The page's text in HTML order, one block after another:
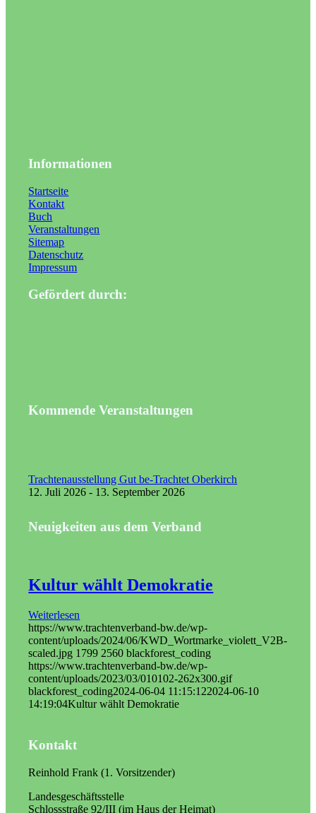
Informationen
Startseite
Kontakt
Buch
Veranstaltungen
Sitemap
Datenschutz
Impressum
Gefördert durch:
Kommende Veranstaltungen
Trachtenausstellung Gut be-Trachtet Oberkirch
12. Juli 2026 - 13. September 2026
Neuigkeiten aus dem Verband
Kultur wählt Demokratie
Weiterlesen
https://www.trachtenverband-bw.de/wp-
content/uploads/2024/06/KWD_Wortmarke_violett_V2B-
scaled.jpg 1799 2560 blackforest_coding
https://www.trachtenverband-bw.de/wp-
content/uploads/2023/03/010102-262x300.gif
blackforest_coding2024-06-04 11:15:122024-06-10
14:19:04Kultur wählt Demokratie
Kontakt
Reinhold Frank (1. Vorsitzender)
Landesgeschäftsstelle
Schlossstraße 92/III (im Haus der Heimat)